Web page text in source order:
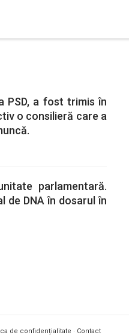
PSD, a fost trimis în
o consilieră care a
parlamentară.
de DNA în dosarul în
de confidențialitate · Contact